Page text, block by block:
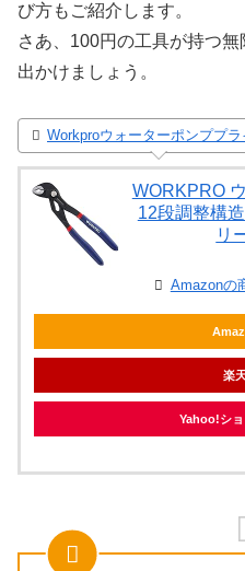
び方もご紹介します。
さあ、100円の工具が持つ
出かけましょう。
Workproウォーターポンププラ
WORKPRO
12段調整構
リ
Amazonの
楽
Yahoo!シ